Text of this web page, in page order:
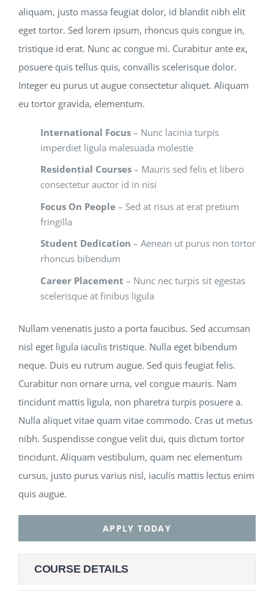
aliquam, justo massa feugiat dolor, id blandit nibh elit
eget tortor. Sed lorem ipsum, rhoncus quis congue in,
tristique id erat. Nunc ac congue mi. Curabitur ante ex,
posuere quis tellus quis, convallis scelerisque dolor.
Integer eu purus ut augue consectetur aliquet. Aliquam
eu tortor gravida, elementum.
International Focus– Nunc lacinia turpis
imperdiet ligula malesuada molestie
Residential Courses– Mauris sed felis et libero
consectetur auctor id in nisi
Focus On People– Sed at risus at erat pretium
fringilla
Student Dedication – Aenean ut purus non tortor
rhoncus bibendum
Career Placement – Nunc nec turpis sit egestas
scelerisque at finibus ligula
Nullam venenatis justo a porta faucibus. Sed accumsan
nisl eget ligula iaculis tristique. Nulla eget bibendum
neque. Duis eu rutrum augue. Sed quis feugiat felis.
Curabitur non ornare urna, vel congue mauris. Nam
tincidunt mattis ligula, non pharetra turpis posuere a.
Nulla aliquet vitae quam vitae commodo. Cras ut metus
nibh. Suspendisse congue velit dui, quis dictum tortor
tincidunt. Aliquam vestibulum, quam nec elementum
cursus, justo purus varius nisl, iaculis mattis lectus enim
quis augue.
APPLY TODAY
COURSE DETAILS